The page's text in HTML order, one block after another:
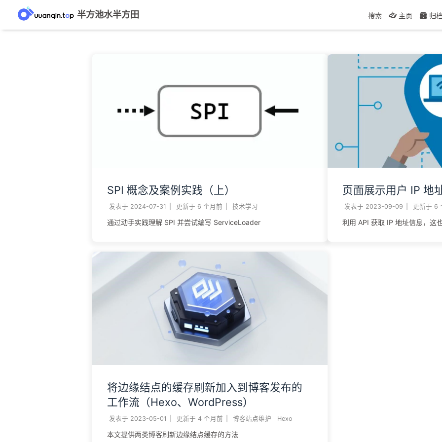
半方池水半方田 搜索 主页 归档
SPI 概念及案例实践（上）
发表于 2024-07-31 更新于 6 个月前 技术学习
通过动手实践理解 SPI 并尝试编写 ServiceLoader
页面展示用户 IP 地
发表于 2023-09-09 更新于 6
利用 API 获取 IP 地址信息，这
将边缘结点的缓存刷新加入到博客发布的
工作流（Hexo、WordPress）
发表于 2023-05-01 更新于 4 个月前 博客站点维护 Hexo
本文提供两类博客刷新边缘结点缓存的方法